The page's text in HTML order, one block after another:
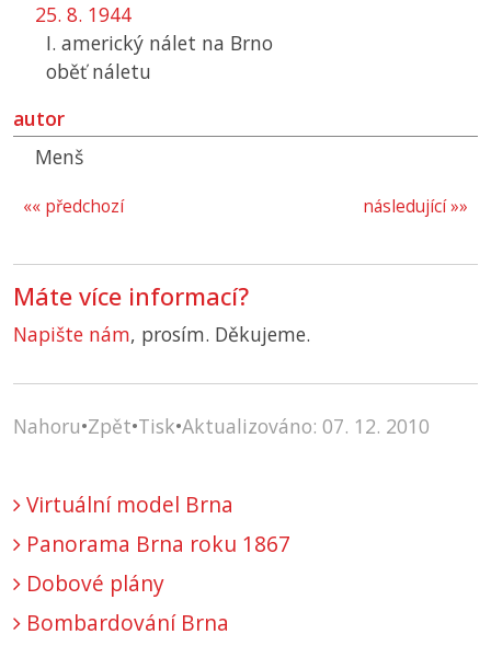
25. 8. 1944
I. americký nálet na Brno
oběť náletu
autor
Menš
následující »»
«« předchozí
Máte více informací?
Napište nám, prosím. Děkujeme.
Nahoru•Zpět•Tisk•Aktualizováno: 07. 12. 2010
Virtuální model Brna
Panorama Brna roku 1867
Dobové plány
Bombardování Brna